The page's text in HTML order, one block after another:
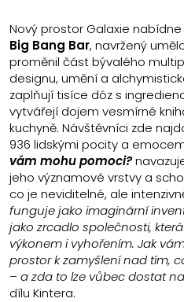
Nový prostor Galaxie
Big Bang Bar, navržený
proměnil část bývalého
designu, umění a
zaplňují tisíce dóz s
vytvářejí dojem vesmírné
kuchyně. Návštěvníci zde
936 lidskými pocity a
vám mohu pomoci?
jeho významové vrstvy a
co je neviditelné, ale
funguje jako imaginární
jako zrcadlo společnosti,
výkonem i vyhořením. Jak
prostor k zamyšlení nad tím,
– a zda to lze vůbec dostat
dílu Kintera.